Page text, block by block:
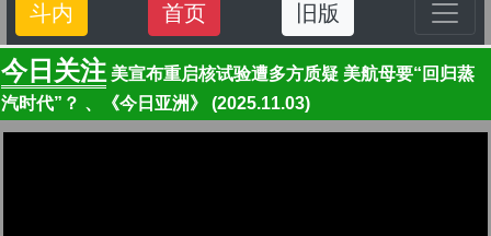
斗内 首页 旧版
今日关注 美宣布重启核试验遭多方质疑 美航母要“回归蒸
汽时代”？ 、《今日亚洲》 (2025.11.03)